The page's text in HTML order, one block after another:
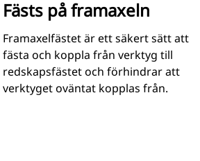
Fästs på framaxeln
Framaxelfästet är ett säkert sätt att
fästa och koppla från verktyg till
redskapsfästet och förhindrar att
verktyget oväntat kopplas från.